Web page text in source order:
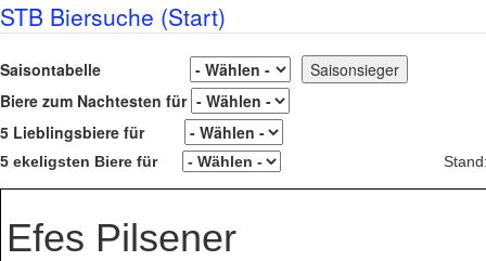
STB Biersuche (Start)
Saisontabelle
Biere zum Nachtesten für
5 Lieblingsbiere für
5 ekeligsten Biere für
Efes Pilsener